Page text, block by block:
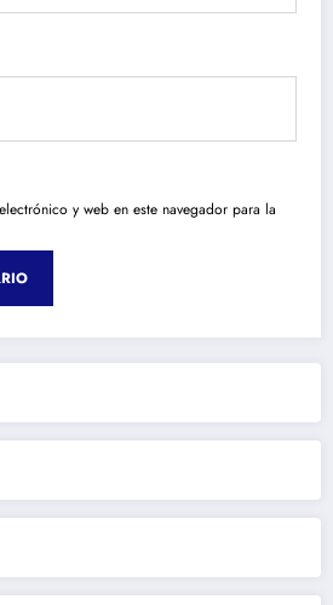
y web en este navegador para la